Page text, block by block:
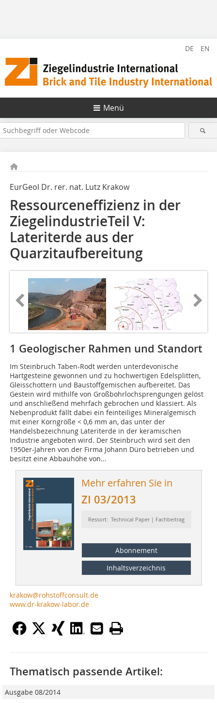
DE EN
Menü
EurGeol Dr. rer. nat. Lutz Krakow
Ressourceneffizienz in der
ZiegelindustrieTeil V:
Lateriterde aus der
Quarzitaufbereitung
1 Geologischer Rahmen und Standort
Im Steinbruch Taben-Rodt werden unterdevonische
Hartgesteine gewonnen und zu hochwertigen Edelsplitten,
Gleisschottern und Baustoffgemischen aufbereitet. Das
Gestein wird mithilfe von Großbohrlochsprengungen gelöst
und anschließend mehrfach gebrochen und klassiert. Als
Nebenprodukt fällt dabei ein feinteiliges Mineralgemisch
mit einer Korngröße < 0,6 mm an, das unter der
Handelsbezeichnung Lateriterde in der keramischen
Industrie angeboten wird. Der Steinbruch wird seit den
1950er-Jahren von der Firma Johann Düro betrieben und
besitzt eine Abbauhöhe von...
Mehr erfahren Sie in
ZI 03/2013
Ressort: Technical Paper | Fachbeitrag
Abonnement
Inhaltsverzeichnis
krakow@rohstoffconsult.de
www.dr-krakow-labor.de
Thematisch passende Artikel:
Ausgabe 08/2014